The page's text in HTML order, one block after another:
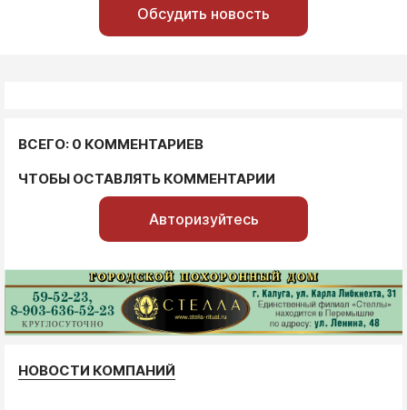
Обсудить новость
ВСЕГО: 0 КОММЕНТАРИЕВ
ЧТОБЫ ОСТАВЛЯТЬ КОММЕНТАРИИ
Авторизуйтесь
НОВОСТИ КОМПАНИЙ